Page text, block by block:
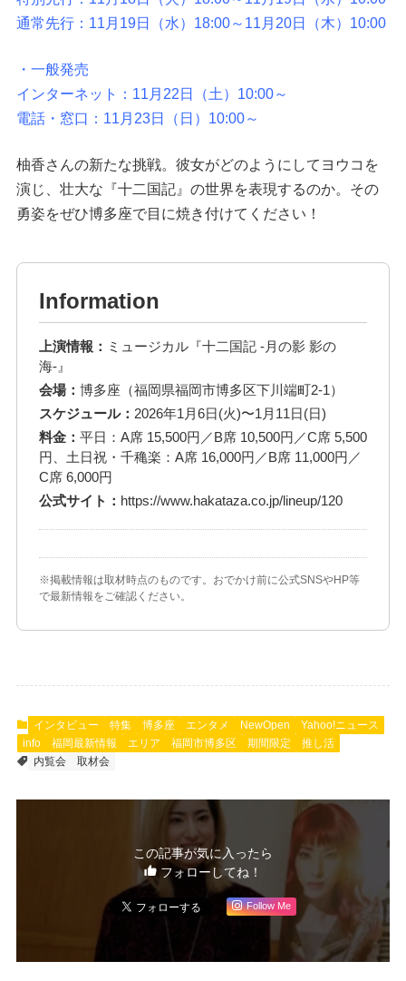
通常先行：11月19日（水）18:00～11月20日（木）10:00
・一般発売
インターネット：11月22日（土）10:00～
電話・窓口：11月23日（日）10:00～
柚香さんの新たな挑戦。彼女がどのようにしてヨウコを
演じ、壮大な『十二国記』の世界を表現するのか。その
勇姿をぜひ博多座で目に焼き付けてください！
Information
上演情報： ミュージカル『十二国記 ‐月の影 影の
海‐』
会場： 博多座（福岡県福岡市博多区下川端町2-1）
スケジュール： 2026年1月6日(火)〜1月11日(日)
料金： 平日：A席 15,500円／B席 10,500円／C席 5,500
円、土日祝・千穐楽：A席 16,000円／B席 11,000円／
C席 6,000円
公式サイト： https://www.hakataza.co.jp/lineup/120
※掲載情報は取材時点のものです。おでかけ前に公式SNSやHP等
で最新情報をご確認ください。
インタビュー 特集 博多座 エンタメ NewOpen
Yahoo!ニュース
info
福岡最新情報 エリア 福岡市博多区 期間限定
推し活
内覧会
取材会
この記事が気に入ったら
フォローしてね！
Follow Me